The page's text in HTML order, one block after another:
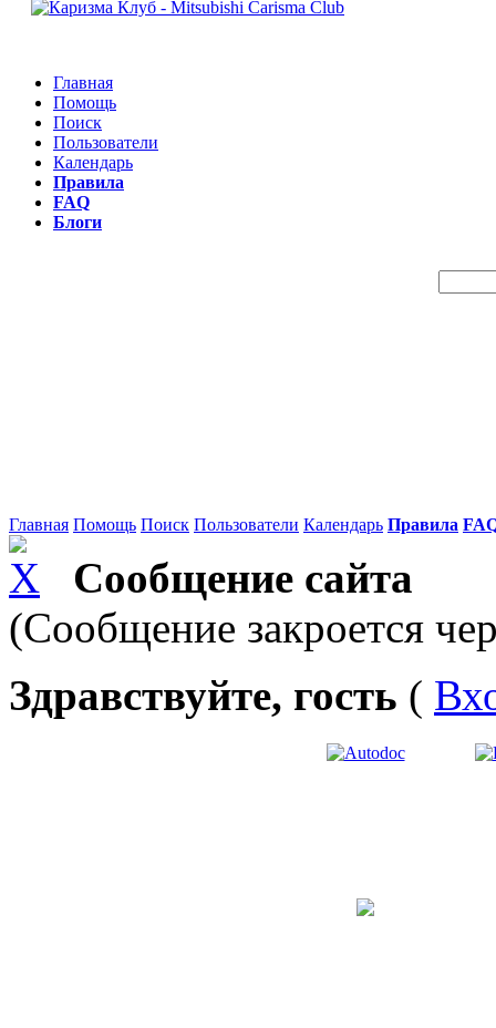
Главная
Помощь
Поиск
Пользователи
Календарь
Правила
FAQ
Блоги
Главная Помощь Поиск Пользователи Календарь Правила
Сообщение сайта
(Сообщение закроется
Здравствуйте, гость (